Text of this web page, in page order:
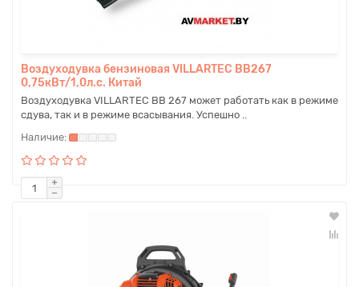
Воздуходувка бензиновая VILLARTEC BB267
0,75кВт/1,0л.с. Китай
Воздуходувка VILLARTEC BB 267 может работать как в режиме
сдува, так и в режиме всасывания. Успешно ..